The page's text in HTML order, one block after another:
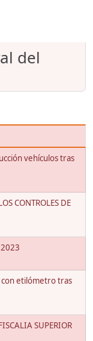
del
vehículos tras
CONTROLES DE
etilómetro tras
SUPERIOR